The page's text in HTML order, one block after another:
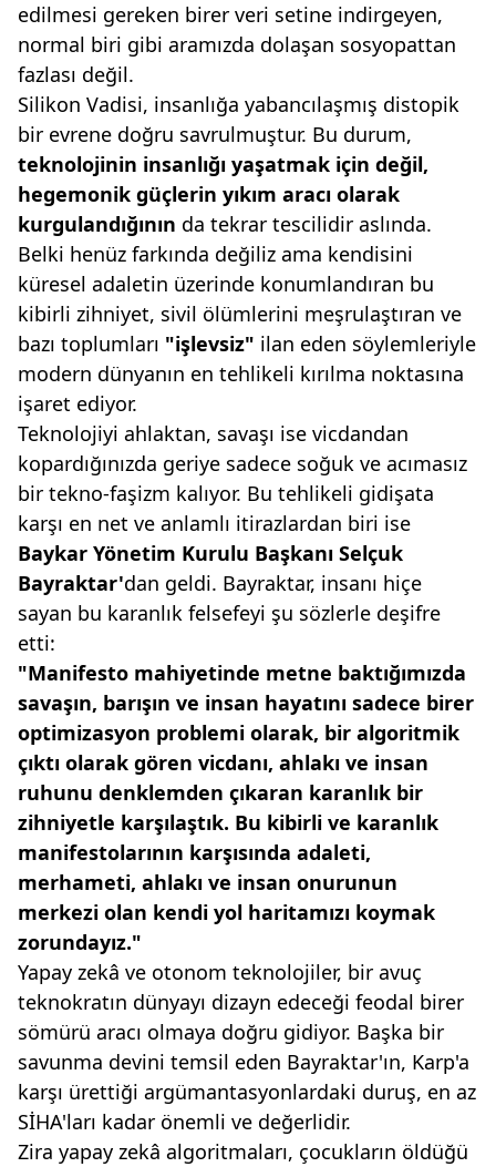
edilmesi gereken birer veri setine indirgeyen,
normal biri gibi aramızda dolaşan sosyopattan
fazlası değil.
Silikon Vadisi, insanlığa yabancılaşmış distopik
bir evrene doğru savrulmuştur. Bu durum,
teknolojinin insanlığı yaşatmak için değil,
hegemonik güçlerin yıkım aracı olarak
kurgulandığının da tekrar tescilidir aslında.
Belki henüz farkında değiliz ama kendisini
küresel adaletin üzerinde konumlandıran bu
kibirli zihniyet, sivil ölümlerini meşrulaştıran ve
bazı toplumları "işlevsiz" ilan eden söylemleriyle
modern dünyanın en tehlikeli kırılma noktasına
işaret ediyor.
Teknolojiyi ahlaktan, savaşı ise vicdandan
kopardığınızda geriye sadece soğuk ve acımasız
bir tekno-faşizm kalıyor. Bu tehlikeli gidişata
karşı en net ve anlamlı itirazlardan biri ise
Baykar Yönetim Kurulu Başkanı Selçuk
Bayraktar'dan geldi. Bayraktar, insanı hiçe
sayan bu karanlık felsefeyi şu sözlerle deşifre
etti:
"Manifesto mahiyetinde metne baktığımızda
savaşın, barışın ve insan hayatını sadece birer
optimizasyon problemi olarak, bir algoritmik
çıktı olarak gören vicdanı, ahlakı ve insan
ruhunu denklemden çıkaran karanlık bir
zihniyetle karşılaştık. Bu kibirli ve karanlık
manifestolarının karşısında adaleti,
merhameti, ahlakı ve insan onurunun
merkezi olan kendi yol haritamızı koymak
zorundayız."
Yapay zekâ ve otonom teknolojiler, bir avuç
teknokratın dünyayı dizayn edeceği feodal birer
sömürü aracı olmaya doğru gidiyor. Başka bir
savunma devini temsil eden Bayraktar'ın, Karp'a
karşı ürettiği argümantasyonlardaki duruş, en az
SİHA'ları kadar önemli ve değerlidir.
Zira yapay zekâ algoritmaları, çocukların öldüğü